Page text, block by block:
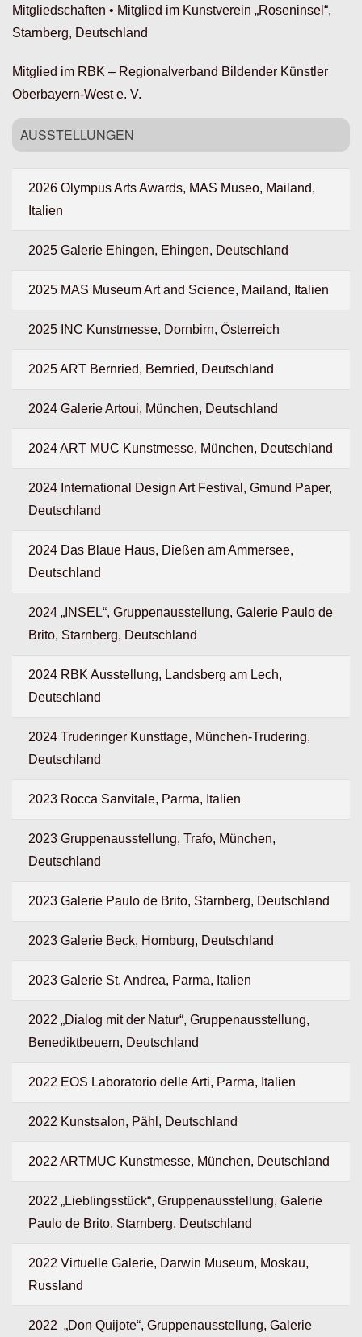
Mitgliedschaften • Mitglied im Kunstverein „Roseninsel“,
Starnberg, Deutschland
Mitglied im RBK – Regionalverband Bildender Künstler
Oberbayern-West e. V.
AUSSTELLUNGEN
2026 Olympus Arts Awards, MAS Museo, Mailand,
Italien
2025 Galerie Ehingen, Ehingen, Deutschland
2025 MAS Museum Art and Science, Mailand, Italien
2025 INC Kunstmesse, Dornbirn, Österreich
2025 ART Bernried, Bernried, Deutschland
2024 Galerie Artoui, München, Deutschland
2024 ART MUC Kunstmesse, München, Deutschland
2024 International Design Art Festival, Gmund Paper,
Deutschland
2024 Das Blaue Haus, Dießen am Ammersee,
Deutschland
2024 „INSEL“, Gruppenausstellung, Galerie Paulo de
Brito, Starnberg, Deutschland
2024 RBK Ausstellung, Landsberg am Lech,
Deutschland
2024 Truderinger Kunsttage, München-Trudering,
Deutschland
2023 Rocca Sanvitale, Parma, Italien
2023 Gruppenausstellung, Trafo, München,
Deutschland
2023 Galerie Paulo de Brito, Starnberg, Deutschland
2023 Galerie Beck, Homburg, Deutschland
2023 Galerie St. Andrea, Parma, Italien
2022 „Dialog mit der Natur“, Gruppenausstellung,
Benediktbeuern, Deutschland
2022 EOS Laboratorio delle Arti, Parma, Italien
2022 Kunstsalon, Pähl, Deutschland
2022 ARTMUC Kunstmesse, München, Deutschland
2022 „Lieblingsstück“, Gruppenausstellung, Galerie
Paulo de Brito, Starnberg, Deutschland
2022 Virtuelle Galerie, Darwin Museum, Moskau,
Russland
2022 „Don Quijote“, Gruppenausstellung, Galerie